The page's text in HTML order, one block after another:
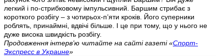
легкий і по-стрибковому імпульсивний. Баршим стрибає з
короткого розбігу – з чотирьох-п’яти кроків. Його суперники
роблять, принаймні, вдвічі більше. І це при тому, що у нього не
дуже висока швидкість розбігу.
Продовження інтерв’ю читайте на сайті газеті «Спорт-
Экспресс в Украине»